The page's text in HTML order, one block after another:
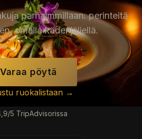
parhaimmillaan: perinteitä
omalla kädenjäljellä.
Varaa pöytä
ruokalistaan →
5 TripAdvisorissa